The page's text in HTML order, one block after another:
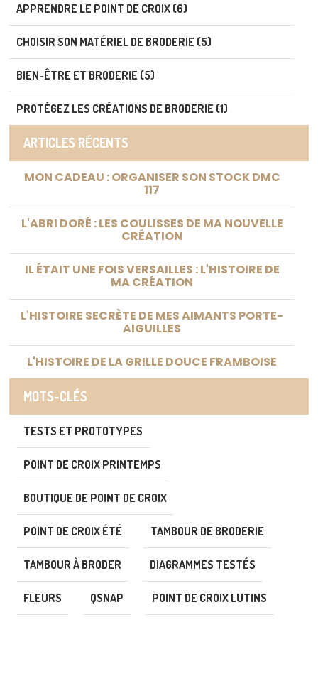
APPRENDRE LE POINT DE CROIX (6)
CHOISIR SON MATÉRIEL DE BRODERIE (5)
BIEN-ÊTRE ET BRODERIE (5)
PROTÉGEZ LES CRÉATIONS DE BRODERIE (1)
ARTICLES RÉCENTS
MON CADEAU : ORGANISER SON STOCK DMC
117
L'ABRI DORÉ : LES COULISSES DE MA NOUVELLE
CRÉATION
IL ÉTAIT UNE FOIS VERSAILLES : L'HISTOIRE DE
MA CRÉATION
L'HISTOIRE SECRÈTE DE MES AIMANTS PORTE-
AIGUILLES
L'HISTOIRE DE LA GRILLE DOUCE FRAMBOISE
MOTS-CLÉS
TESTS ET PROTOTYPES
POINT DE CROIX PRINTEMPS
BOUTIQUE DE POINT DE CROIX
POINT DE CROIX ÉTÉ TAMBOUR DE BRODERIE
TAMBOUR À BRODER DIAGRAMMES TESTÉS
FLEURS QSNAP POINT DE CROIX LUTINS